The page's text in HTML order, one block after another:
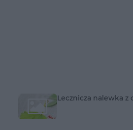
Lecznicza nalewka